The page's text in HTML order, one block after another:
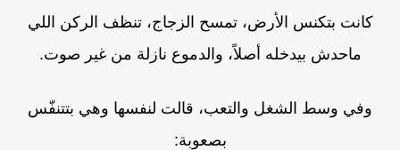
كانت بتكنس الأرض، تمسح الزجاج، تنظف الركن اللي
ماحدش بيدخله أصلاً، والدموع نازلة من غير صوت.
وفي وسط الشغل والتعب، قالت لنفسها وهي بتتنفّس
بصعوبة: